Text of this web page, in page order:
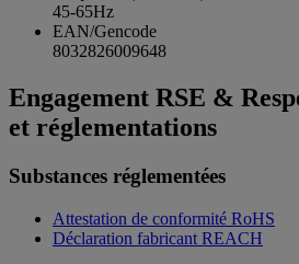
45-65Hz
EAN/Gencode
8032826009648
Engagement RSE &
et réglementations
Substances réglementées
Attestation de conformité RoHS
Déclaration fabricant REACH